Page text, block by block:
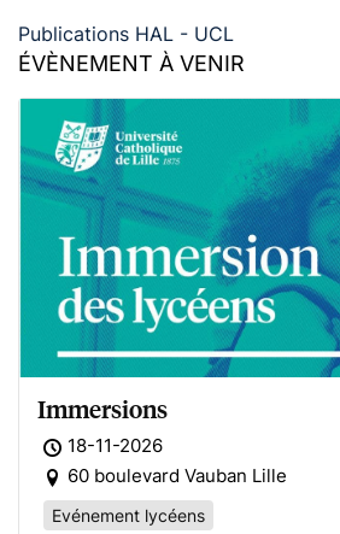
Publications HAL - UCL
ÉVÈNEMENT À VENIR
Immersions
18-11-2026
60 boulevard Vauban Lille
Evénement lycéens